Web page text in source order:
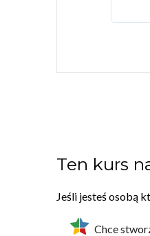
Ten kurs
Jeśli jesteś osobą
Chce